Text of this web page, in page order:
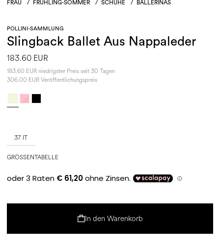
FRAU / FRUHLING-SOMMER / SCHUHE / BALLERINAS
POLLINI-SAMMLUNG
Slingback Ballet Aus Nappaleder
183.60 EUR
183.60 EUR niedrigster Preis seit 30 Tagen
306.00 EUR Veröffentlichungspreis
37 IT
GRÖSSENTABELLE
In den Warenkorb